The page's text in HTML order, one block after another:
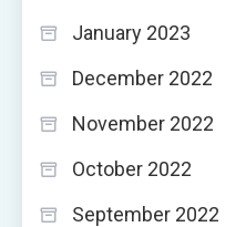
January 2023
December 2022
November 2022
October 2022
September 2022